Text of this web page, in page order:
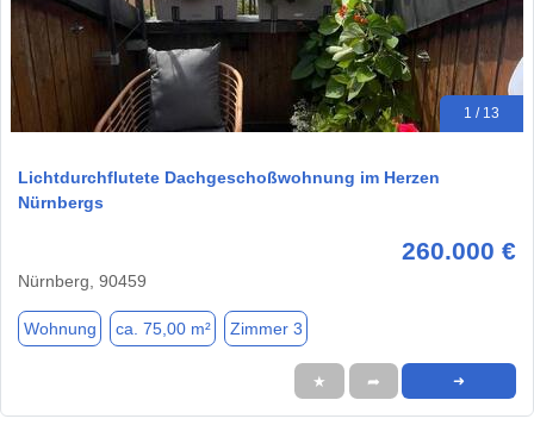
1 / 13
Lichtdurchflutete Dachgeschoßwohnung im Herzen
Nürnbergs
260.000 €
Nürnberg, 90459
Wohnung ca. 75,00 m² Zimmer 3
★ ➦ ➜